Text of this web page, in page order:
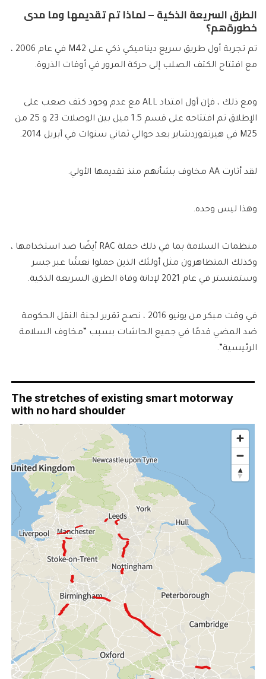
الطرق السريعة الذكية – لماذا تم تقديمها وما مدى
خطورةهم؟
تم تجربة أول طريق سريع ديناميكي ذكي على M42 في عام 2006 ،
مع افتتاح الكتف الصلب إلى حركة المرور في أوقات الذروة.
ومع ذلك ، فإن أول امتداد ALL مع عدم وجود كتف صعب على
الإطلاق تم افتتاحه على قسم 1.5 ميل بين الوصلات 23 و 25 من
M25 في هيرتفوردشاير بعد حوالي ثماني سنوات في أبريل 2014.
لقد أثارت AA مخاوف بشأنهم منذ تقديمها الأولي.
وهذا ليس وحده.
منظمات السلامة بما في ذلك حملة RAC أيضًا ضد استخدامها ،
وكذلك المتظاهرون مثل أولئك الذين حملوا نعشًا عبر جسر
وستمنستر في عام 2021 لإدانة وفاة الطرق السريعة الذكية.
في وقت مبكر من يونيو 2016 ، نصح تقرير لجنة النقل الحكومة
ضد المضي قدمًا في جميع الحاشات بسبب “مخاوف السلامة
الرئيسية”.